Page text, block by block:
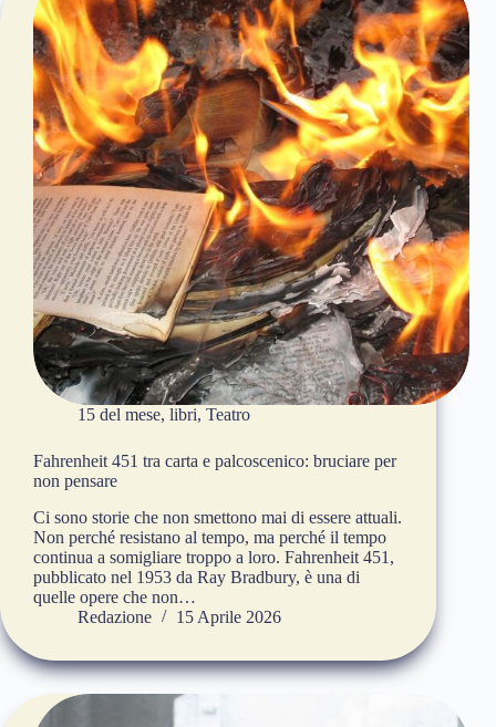
15 del mese, libri, Teatro
Fahrenheit 451 tra carta e palcoscenico: bruciare per
non pensare
Ci sono storie che non smettono mai di essere attuali.
Non perché resistano al tempo, ma perché il tempo
continua a somigliare troppo a loro. Fahrenheit 451,
pubblicato nel 1953 da Ray Bradbury, è una di
quelle opere che non…
Redazione
15 Aprile 2026